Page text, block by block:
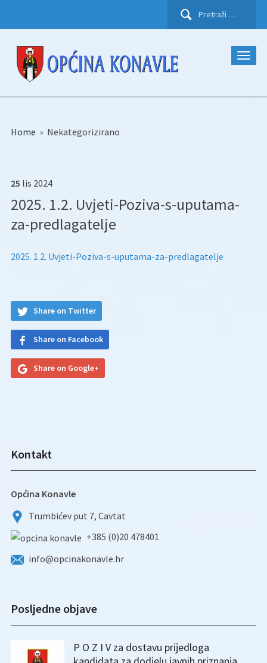
Pretraži:
Home » Nekategorizirano
25 lis 2024
2025. 1.2. Uvjeti-Poziva-s-uputama-
za-predlagatelje
2025. 1.2. Uvjeti-Poziva-s-uputama-za-predlagatelje
Share on Twitter
Share on Facebook
Share on Google+
Kontakt
Općina Konavle
Trumbićev put 7, Cavtat
+385 (0)20 478401
info@opcinakonavle.hr
Posljedne objave
P O Z I V za dostavu prijedloga